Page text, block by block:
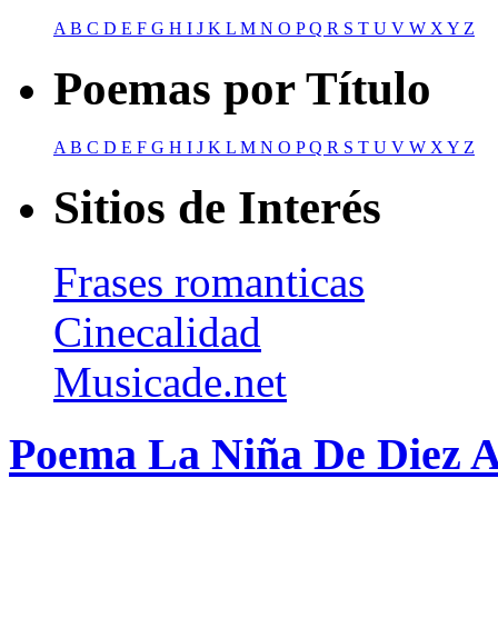
AB C D E F G H I J K L M N O PQ R S T U V W XY Z
Poemas por Título
A B C D E F G H I J K L M N O PQ R S T U V W X Y Z
Sitios de Interés
Frases romanticas
Cinecalidad
Musicade.net
Poema La Niña De Diez